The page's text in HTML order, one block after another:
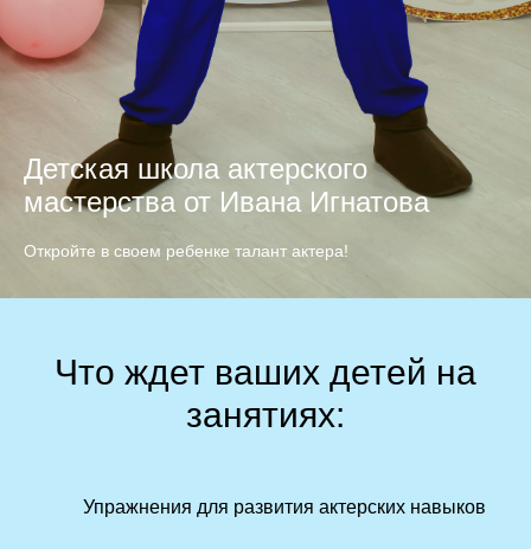
Детская школа актерского
мастерства от Ивана Игнатова
Откройте в своем ребенке талант актера!
Что ждет ваших детей на
занятиях:
Упражнения для развития актерских навыков